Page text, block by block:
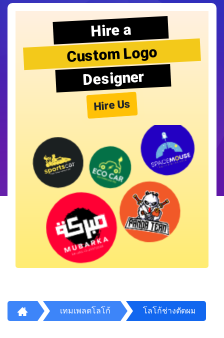
Hire a
Custom Logo
Designer
Hire Us
เทมเพลตโลโก้ โลโก้ช่างตัดผม